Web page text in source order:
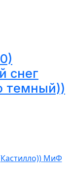
снег
темный))